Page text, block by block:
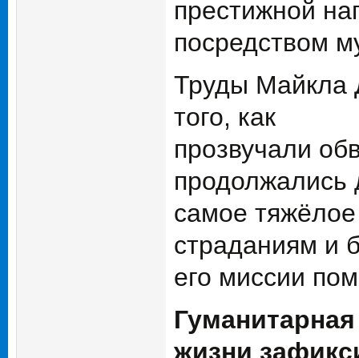
престижной
посредством
Труды Майкла
того, как
прозвучали
продолжались
самое
страданиям и
его миссии
жизни